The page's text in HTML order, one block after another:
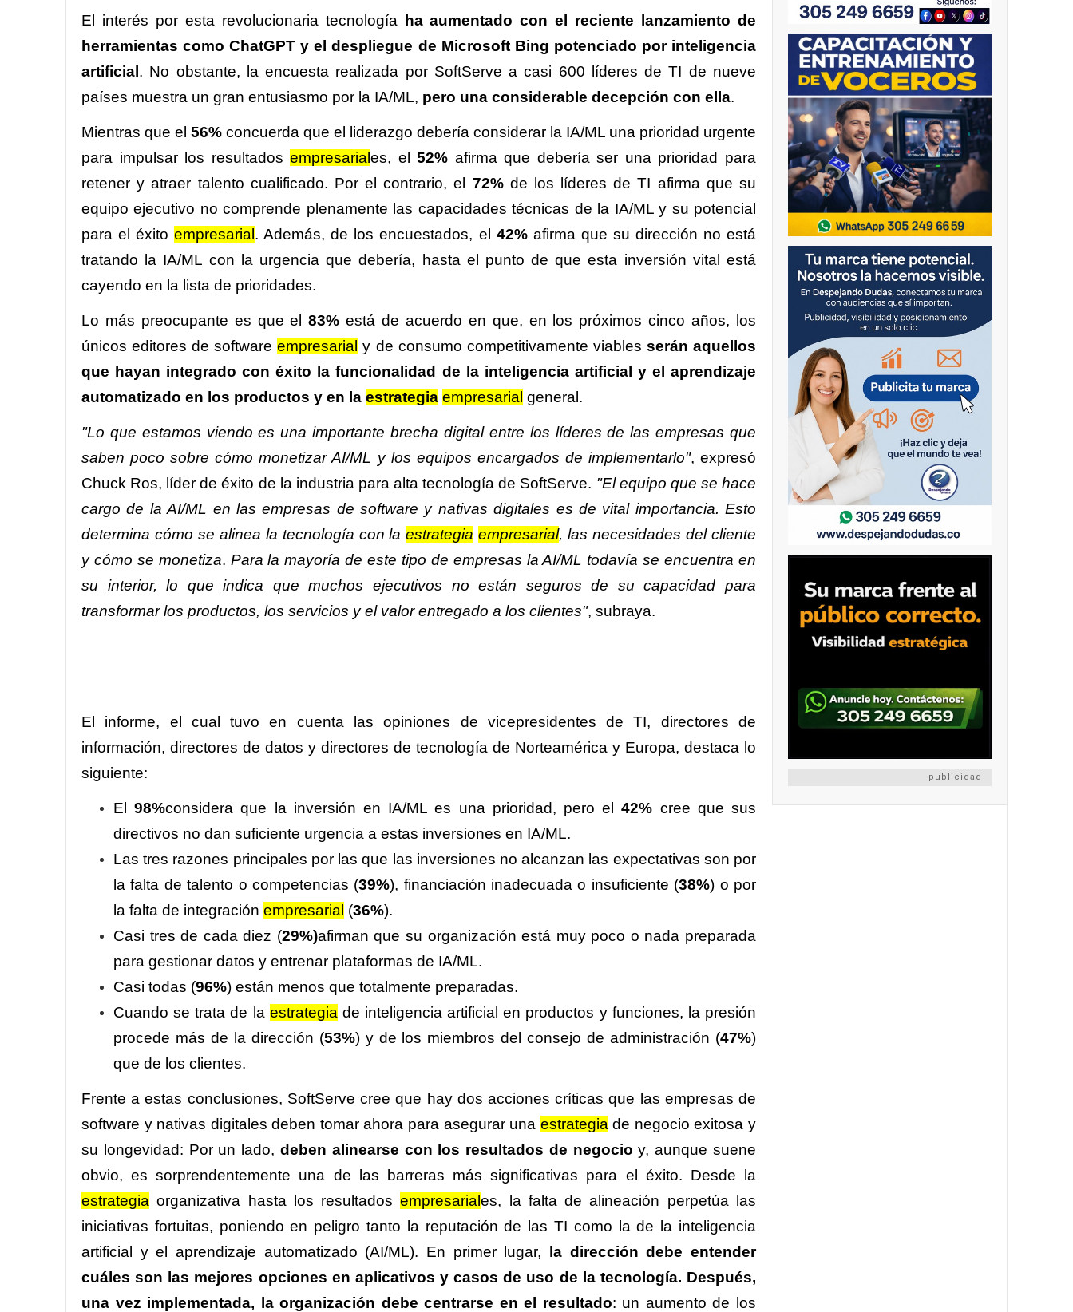
El interés por esta revolucionaria tecnología
ha aumentado con el reciente lanzamiento de
herramientas como ChatGPT y el despliegue de Microsoft Bing potenciado por inteligencia
artificial . No obstante, la encuesta realizada por SoftServe a casi 600 líderes de TI de nueve
países muestra un gran entusiasmo por la IA/ML, pero una considerable decepción con ella.
Mientras que el 56% concuerda que el liderazgo debería considerar la IA/ML una prioridad urgente
para impulsar los resultadosempresariales, el52% afirma que debería ser una prioridad para
retener y atraer talento cualificado. Por el contrario, el 72%de los líderes de TI afirma que su
equipo ejecutivo no comprende plenamente las capacidades técnicas de la IA/ML y su potencial
para el éxitoempresarial . Además, de los encuestados, el 42%afirma que su dirección no está
tratando la IA/ML con la urgencia que debería, hasta el punto de que esta inversión vital está
cayendo en la lista de prioridades.
Lo más preocupante es que el83% está de acuerdo en que, en los próximos cinco años, los
únicos editores de softwareempresarial y de consumo competitivamente viables serán aquellos
que hayan integrado con éxito la funcionalidad de la inteligencia artificial y el aprendizaje
automatizado en los productos y en la estrategia empresarial general.
"Lo que estamos viendo es una importante brecha digital entre los líderes de las empresas que
saben poco sobre cómo monetizar AI/ML y los equipos encargados de implementarlo", expresó
Chuck Ros, líder de éxito de la industria para alta tecnología de SoftServe. "El equipo que se hace
cargo de la AI/ML en las empresas de software y nativas digitales es de vital importancia. Esto
determina cómo se alinea la tecnología con laestrategia empresarial, las necesidades del cliente
y cómo se monetiza. Para la mayoría de este tipo de empresas la AI/ML todavía se encuentra en
su interior, lo que indica que muchos ejecutivos no están seguros de su capacidad para
transformar los productos, los servicios y el valor entregado a los clientes", subraya.
El informe, el cual tuvo en cuenta las opiniones de vicepresidentes de TI, directores de
información, directores de datos y directores de tecnología de Norteamérica y Europa, destaca lo
siguiente:
El98%considera que la inversión en IA/ML es una prioridad, pero el42% cree que sus
directivos no dan suficiente urgencia a estas inversiones en IA/ML.
Las tres razones principales por las que las inversiones no alcanzan las expectativas son por
la falta de talento o competencias (39%), financiación inadecuada o insuficiente (38%) o por
la falta de integración empresarial (36%).
Casi tres de cada diez (29%)afirman que su organización está muy poco o nada preparada
para gestionar datos y entrenar plataformas de IA/ML.
Casi todas (96%) están menos que totalmente preparadas.
Cuando se trata de la estrategia de inteligencia artificial en productos y funciones, la presión
procede más de la dirección (53%) y de los miembros del consejo de administración (47%)
que de los clientes.
Frente a estas conclusiones, SoftServe cree que hay dos acciones críticas que las empresas de
software y nativas digitales deben tomar ahora para asegurar una estrategia de negocio exitosa y
su longevidad: Por un lado, deben alinearse con los resultados de negocio y, aunque suene
obvio, es sorprendentemente una de las barreras más significativas para el éxito. Desde la
estrategia organizativa hasta los resultadosempresariales, la falta de alineación perpetúa las
iniciativas fortuitas, poniendo en peligro tanto la reputación de las TI como la de la inteligencia
artificial y el aprendizaje automatizado (AI/ML). En primer lugar,
la dirección debe entender
cuáles son las mejores opciones en aplicativos y casos de uso de la tecnología. Después,
una vez implementada, la organización debe centrarse en el resultado: un aumento de los
publicidad